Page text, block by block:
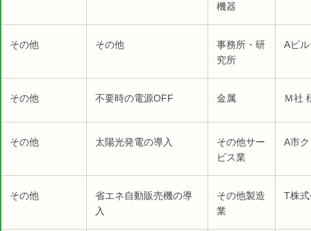
機器
その他 その他
事務所・研
究所
Aビ
その他 不要時の電源OFF 金属 Ｍ社
その他 太陽光発電の導入
その他サー
ビス業
A市
その他
省エネ自動販売機の導
入
その他製造
業
T株